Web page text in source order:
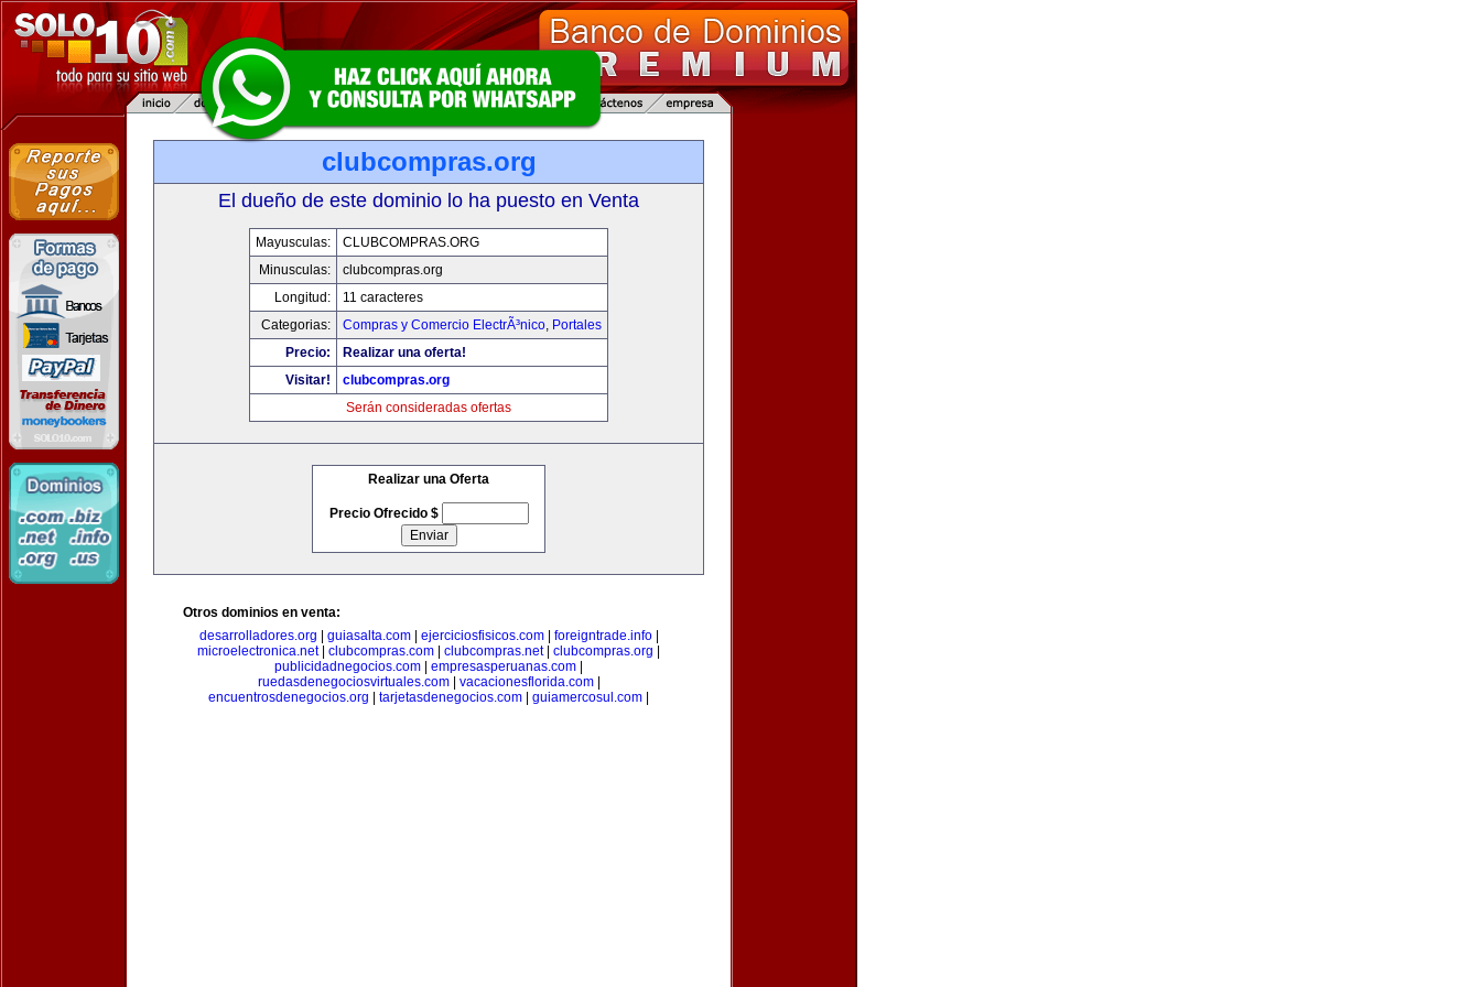
clubcompras.org
El dueño de este dominio lo ha puesto en Venta
Mayusculas:
CLUBCOMPRAS.ORG
Minusculas:
clubcompras.org
Longitud:
11 caracteres
Categorias:
Compras y Comercio ElectrÃ³nico, Portales
Precio:
Realizar una oferta!
Visitar!
clubcompras.org
Serán consideradas ofertas
Realizar una Oferta
Precio Ofrecido $
Otros dominios en venta:
desarrolladores.org
guiasalta.com| ejerciciosfisicos.com| foreigntrade.info|
microelectronica.net| clubcompras.com clubcompras.net| clubcompras.org
publicidadnegocios.com
empresasperuanas.com
ruedasdenegociosvirtuales.com| vacacionesflorida.com|
encuentrosdenegocios.org
tarjetasdenegocios.com guiamercosul.com